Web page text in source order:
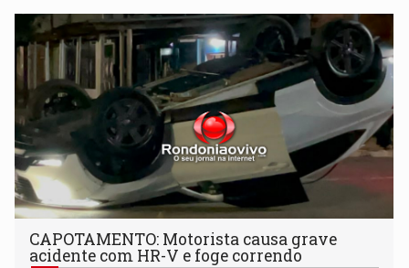
CAPOTAMENTO: Motorista causa grave
acidente com HR-V e foge correndo